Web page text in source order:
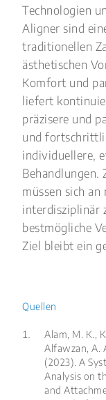
Technologien
Aligner sind
traditionellen
ästhetischen
Komfort und
liefert
präzisere und
und
individuellere,
Behandlungen.
müssen sich an
interdisziplinär
bestmögliche
Ziel bleibt ein
Quellen
Alam, M. K.,
Alfawzan, A.
(2023). A
Analysis on
and